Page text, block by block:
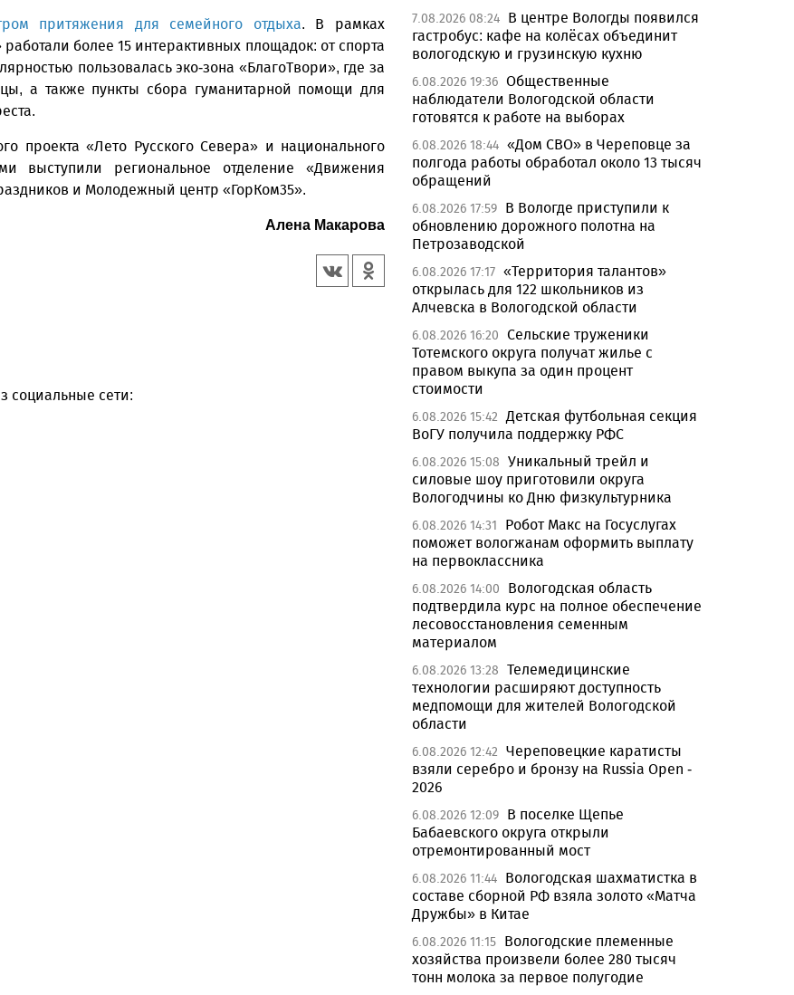
притяжения для семейного отдыха. В рамках
более 15 интерактивных площадок: от спорта
пользовалась эко-зона «БлагоТвори», где за
а также пункты сбора гуманитарной помощи для
проекта «Лето Русского Севера» и национального
выступили региональное отделение «Движения
и Молодежный центр «ГорКом35».
Алена Макарова
социальные сети:
7.08.2026 08:24 В центре Вологды появился
гастробус: кафе на колёсах объединит
вологодскую и грузинскую кухню
6.08.2026 19:36 Общественные
наблюдатели Вологодской области
готовятся к работе на выборах
6.08.2026 18:44 «Дом СВО» в Череповце за
полгода работы обработал около 13 тысяч
обращений
6.08.2026 17:59 В Вологде приступили к
обновлению дорожного полотна на
Петрозаводской
6.08.2026 17:17 «Территория талантов»
открылась для 122 школьников из
Алчевска в Вологодской области
6.08.2026 16:20 Сельские труженики
Тотемского округа получат жилье с
правом выкупа за один процент
стоимости
6.08.2026 15:42 Детская футбольная секция
ВоГУ получила поддержку РФС
6.08.2026 15:08 Уникальный трейл и
силовые шоу приготовили округа
Вологодчины ко Дню физкультурника
6.08.2026 14:31
Робот Макс на Госуслугах
поможет вологжанам оформить выплату
на первоклассника
6.08.2026 14:00
Вологодская область
подтвердила курс на полное обеспечение
лесовосстановления семенным
материалом
6.08.2026 13:28 Телемедицинские
технологии расширяют доступность
медпомощи для жителей Вологодской
области
6.08.2026 12:42 Череповецкие каратисты
взяли серебро и бронзу на Russia Open -
2026
6.08.2026 12:09 В поселке Щепье
Бабаевского округа открыли
отремонтированный мост
6.08.2026 11:44 Вологодская шахматистка в
составе сборной РФ взяла золото «Матча
Дружбы» в Китае
6.08.2026 11:15 Вологодские племенные
хозяйства произвели более 280 тысяч
тонн молока за первое полугодие